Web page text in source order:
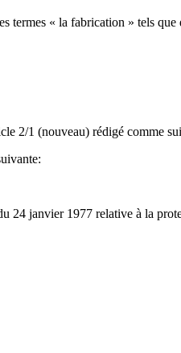
termes « la fabrication » tels
2/1 (nouveau) rédigé comme
janvier 1977 relative à la